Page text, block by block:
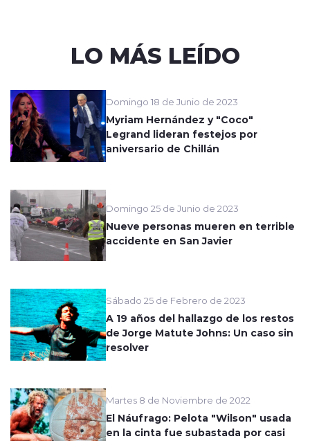
LO MÁS LEÍDO
Domingo 18 de Junio de 2023
Myriam Hernández y "Coco"
Legrand lideran festejos por
aniversario de Chillán
Domingo 25 de Junio de 2023
Nueve personas mueren en terrible
accidente en San Javier
Sábado 25 de Febrero de 2023
A 19 años del hallazgo de los restos
de Jorge Matute Johns: Un caso sin
resolver
Martes 8 de Noviembre de 2022
El Náufrago: Pelota "Wilson" usada
en la cinta fue subastada por casi